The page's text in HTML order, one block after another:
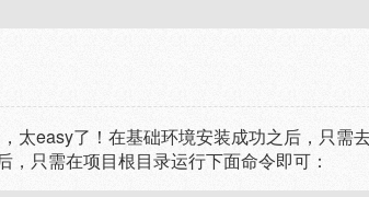
太easy了！在基础环境安装成功之后，只需
只需在项目根目录运行下面命令即可：